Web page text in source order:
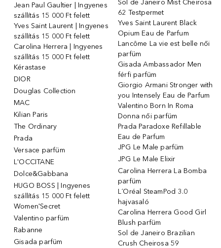
Jean Paul Gaultier | Ingyenes
szállítás 15 000 Ft felett
Yves Saint Laurent | Ingyenes
szállítás 15 000 Ft felett
Carolina Herrera | Ingyenes
szállítás 15 000 Ft felett
Kérastase
DIOR
Douglas Collection
MAC
Kilian Paris
The Ordinary
Prada
Versace parfüm
L'OCCITANE
Dolce&Gabbana
HUGO BOSS | Ingyenes
szállítás 15 000 Ft felett
Women'Secret
Valentino parfüm
Rabanne
Gisada parfüm
Sol de Janeiro Mist Cheirosa
62 Testpermet
Yves Saint Laurent Black
Opium Eau de Parfum
Lancôme La vie est belle női
parfüm
Gisada Ambassador Men
férfi parfüm
Giorgio Armani Stronger with
you Intensely Eau de Parfum
Valentino Born In Roma
Donna női parfüm
Prada Paradoxe Refillable
Eau de Parfum
JPG Le Male parfüm
JPG Le Male Elixir
Carolina Herrera La Bomba
parfüm
L´Oréal SteamPod 3.0
hajvasaló
Carolina Herrera Good Girl
Blush parfüm
Sol de Janeiro Brazilian
Crush Cheirosa 59